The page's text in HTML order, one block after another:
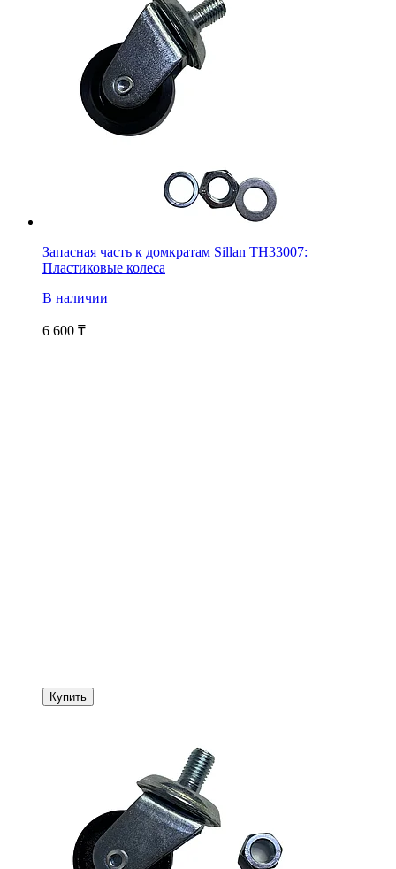
Запасная часть к домкратам Sillan TH33007:
Пластиковые колеса
В наличии
6 600 ₸
Купить